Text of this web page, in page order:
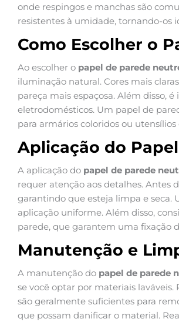
onde respingos e manchas são
resistentes à umidade, tornando-os
Como Escolher o
Ao escolher o papel de parede
iluminação natural. Cores mais
pareça mais espaçosa. Além disso,
eletrodomésticos. Um papel de
para armários coloridos ou
Aplicação do
A aplicação do papel de parede
requer atenção aos detalhes. Antes
garantindo que esteja limpa e seca.
aplicação uniforme. Além disso,
parede, que garantem uma fixação
Manutenção e
A manutenção do papel de parede
se você optar por materiais
são geralmente suficientes para
que possam danificar o material.